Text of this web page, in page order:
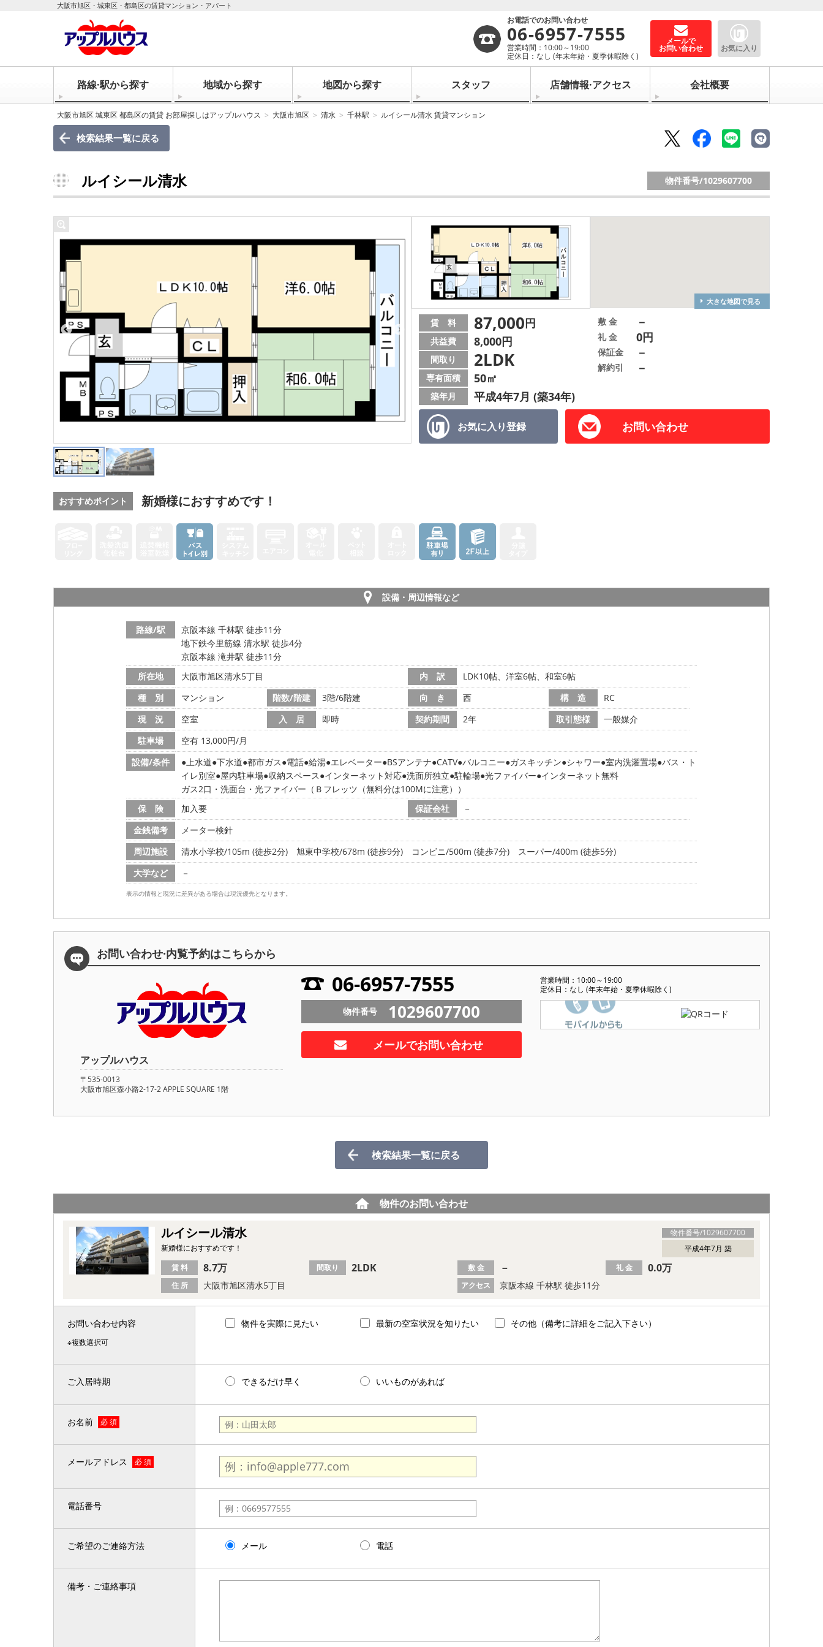
大阪市旭区・城東区・都島区の賃貸マンション・アパート
お電話でのお問い合わせ
06-6957-7555
営業時間：10:00～19:00
定休日：なし (年末年始・夏季休暇除く)
メールで
お問い合わせ お気に入り
路線·駅から探す 地域から探す 地図から探す スタッフ 店舗情報·アクセス 会社概要
大阪市旭区 城東区 都島区の賃貸 お部屋探しはアップルハウス 大阪市旭区 清水 千林駅 ルイシール清水 賃貸マンション
検索結果一覧に戻る
ルイシール清水 物件番号/1029607700
大きな地図で見る
お気に入り登録 お問い合わせ
賃 料 87,000円
共益費 8,000円
間取り 2LDK
専有面積 50㎡
築年月 平成4年7月 (築34年)
敷 金 －
礼 金 0円
保証金 －
解約引 －
おすすめポイント 新婚様におすすめです！
設備・周辺情報など
路線/駅
京阪本線 千林駅 徒歩11分
地下鉄今里筋線 清水駅 徒歩4分
京阪本線 滝井駅 徒歩11分
所在地
大阪市旭区清水5丁目 内 訳
LDK10帖、洋室6帖、和室6帖
種 別
マンション 階数/階建 3階/6階建 向 き 西 構 造
RC
現 況
空室 入 居 即時 契約期間 2年 取引態様
一般媒介
駐車場
空有 13,000円/月
設備/条件
上水道 下水道 都市ガス 電話 給湯 エレベーター BSアンテナ CATV バルコニー ガスキッチン シャワー 室内洗濯置場 バス・ト
イレ別室 屋内駐車場 収納スペース インターネット対応 洗面所独立 駐輪場 光ファイバー インターネット無料
ガス2口・洗面台・光ファイバー（Ｂフレッツ（無料分は100Mに注意））
保 険
加入要 保証会社
－
金銭備考
メーター検針
周辺施設
清水小学校/105m (徒歩2分) 旭東中学校/678m (徒歩9分) コンビニ/500m (徒歩7分)
スーパー/400m (徒歩5分)
大学など
－
表示の情報と現況に差異がある場合は現況優先となります。
お問い合わせ·内覧予約はこちらから
アップルハウス
〒535-0013
大阪市旭区森小路2-17-2 APPLE SQUARE 1階
06-6957-7555
営業時間：10:00～19:00
定休日：なし (年末年始・夏季休暇除く)
物件番号 1029607700
メールでお問い合わせ
検索結果一覧に戻る
物件のお問い合わせ
物件番号/1029607700
ルイシール清水
平成4年7月 築
新婚様におすすめです！
住 所 大阪市旭区清水5丁目 アクセス 京阪本線 千林駅 徒歩11分
賃 料 8.7万 間取り 2LDK 敷 金 － 礼 金 0.0万
お問い合わせ内容
※複数選択可
物件を実際に見たい 最新の空室状況を知りたい その他（備考に詳細をご記入下さい）
ご入居時期 できるだけ早く いいものがあれば
お名前 必 須
メールアドレス 必 須
電話番号
ご希望のご連絡方法 メール 電話
備考・ご連絡事項